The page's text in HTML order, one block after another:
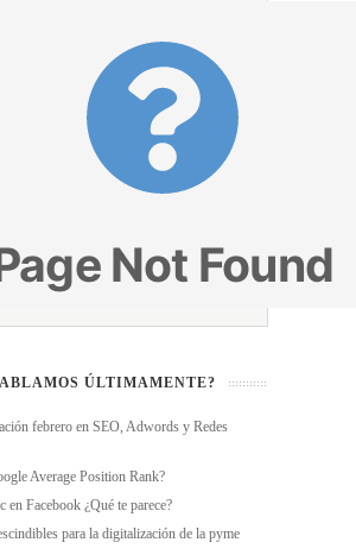
ÚLTIMAMENTE?
febrero en SEO, Adwords y Redes
Average Position Rank?
en Facebook ¿Qué te parece?
para la digitalización de la pyme